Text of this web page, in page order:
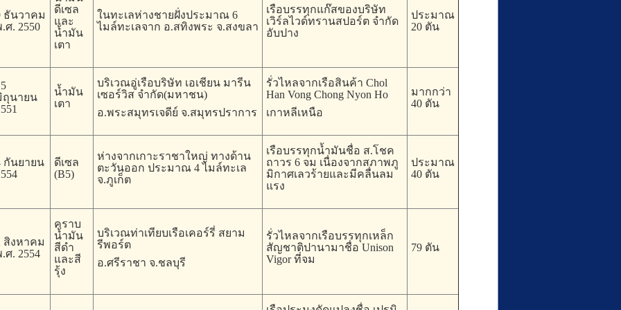
ธันวาคม
ศ. 2550
ดีเซล
และ
น้ำมัน
เตา
ในทะเลห่างชายฝั่งประมาณ 6
ไมล์ทะเลจาก อ.สทิงพระ จ.สงขลา
เรือบรรทุกแก๊สของบริษัท
เวิร์ลไวด์ทรานสปอร์ต จำกัด
อับปาง
ประมาณ
20 ตัน
ถุนายน
น้ำมัน
เตา
บริเวณอู่เรือบริษัท เอเชียน มารีน
เซอร์วิส จำกัด(มหาชน)
อ.พระสมุทรเจดีย์ จ.สมุทรปราการ
รั่วไหลจากเรือสินค้า Chol
Han Vong Chong Nyon Ho
เกาหลีเหนือ
มากกว่า
40 ตัน
กันยายน
ดีเซล
(B5)
ห่างจากเกาะราชาใหญ่ ทางด้าน
ตะวันออก ประมาณ 4 ไมล์ทะเล
จ.ภูเก็ต
เรือบรรทุกน้ำมันชื่อ ส.โชค
ถาวร 6 จม เนื่องจากสภาพภู
มิกาศเลวร้ายและมีคลื่นลม
แรง
ประมาณ
40 ตัน
สิงหาคม
ศ. 2554
คราบ
น้ำมัน
สีดำ
และสี
รุ้ง
บริเวณท่าเทียบเรือเคอร์รี่ สยาม
รีพอร์ต
อ.ศรีราชา จ.ชลบุรี
รั่วไหลจากเรือบรรทุกเหล็ก
สัญชาติปานามาชื่อ Unison
Vigor ที่จม
79 ตัน